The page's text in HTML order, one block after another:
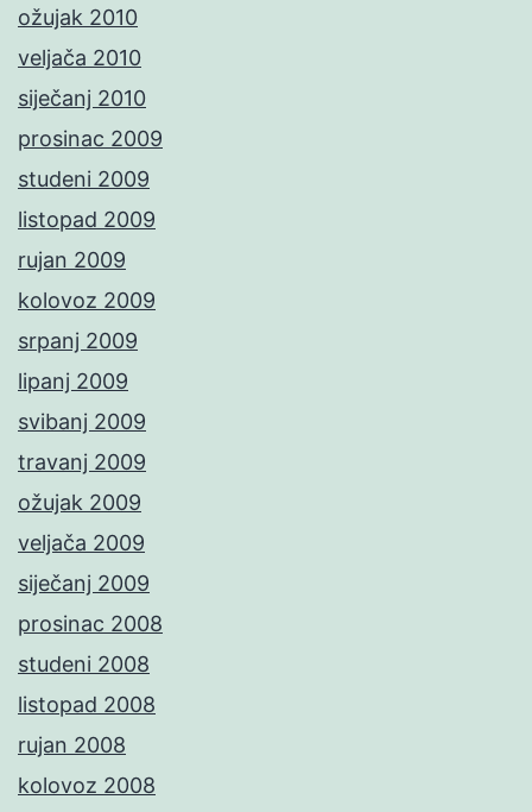
ožujak 2010
veljača 2010
siječanj 2010
prosinac 2009
studeni 2009
listopad 2009
rujan 2009
kolovoz 2009
srpanj 2009
lipanj 2009
svibanj 2009
travanj 2009
ožujak 2009
veljača 2009
siječanj 2009
prosinac 2008
studeni 2008
listopad 2008
rujan 2008
kolovoz 2008